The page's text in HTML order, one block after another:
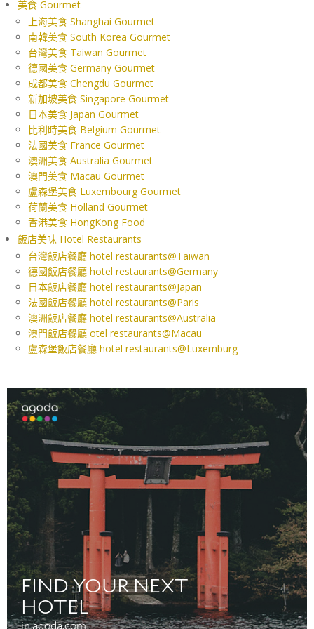
美食 Gourmet
上海美食 Shanghai Gourmet
南韓美食 South Korea Gourmet
台灣美食 Taiwan Gourmet
德國美食 Germany Gourmet
成都美食 Chengdu Gourmet
新加坡美食 Singapore Gourmet
日本美食 Japan Gourmet
比利時美食 Belgium Gourmet
法國美食 France Gourmet
澳洲美食 Australia Gourmet
澳門美食 Macau Gourmet
盧森堡美食 Luxembourg Gourmet
荷蘭美食 Holland Gourmet
香港美食 HongKong Food
飯店美味 Hotel Restaurants
台灣飯店餐廳 hotel restaurants@Taiwan
德國飯店餐廳 hotel restaurants@Germany
日本飯店餐廳 hotel restaurants@Japan
法國飯店餐廳 hotel restaurants@Paris
澳洲飯店餐廳 hotel restaurants@Australia
澳門飯店餐廳 otel restaurants@Macau
盧森堡飯店餐廳 hotel restaurants@Luxemburg